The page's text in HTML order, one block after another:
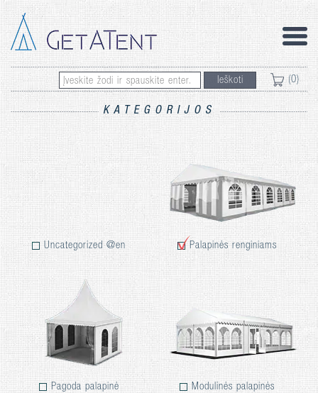
Ieškoti (0)
KATEGORIJOS
Uncategorized @en Palapinės renginiams
Pagoda palapinė Modulinės palapinės